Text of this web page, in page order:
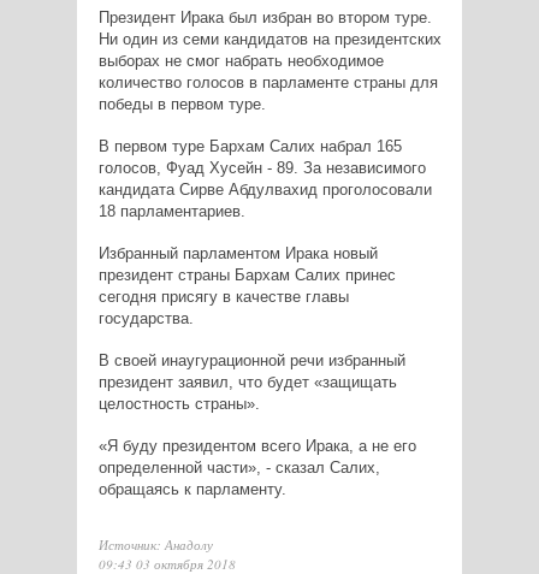
Президент Ирака был избран во втором туре.
Ни один из семи кандидатов на президентских
выборах не смог набрать необходимое
количество голосов в парламенте страны для
победы в первом туре.
В первом туре Бархам Салих набрал 165
голосов, Фуад Хусейн - 89. За независимого
кандидата Сирве Абдулвахид проголосовали
18 парламентариев.
Избранный парламентом Ирака новый
президент страны Бархам Салих принес
сегодня присягу в качестве главы
государства.
В своей инаугурационной речи избранный
президент заявил, что будет «защищать
целостность страны».
«Я буду президентом всего Ирака, а не его
определенной части», - сказал Салих,
обращаясь к парламенту.
Источник: Анадолу
09:43 03 октября 2018